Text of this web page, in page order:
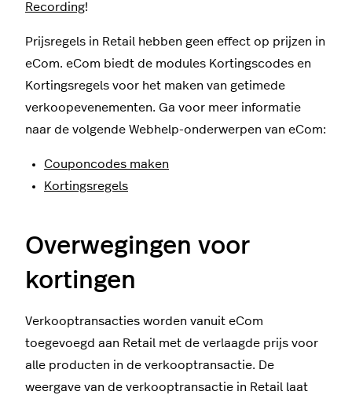
Recording!
Prijsregels in Retail hebben geen effect op prijzen in
eCom. eCom biedt de modules Kortingscodes en
Kortingsregels voor het maken van getimede
verkoopevenementen. Ga voor meer informatie
naar de volgende Webhelp-onderwerpen van eCom:
Couponcodes maken
Kortingsregels
Overwegingen voor
kortingen
Verkooptransacties worden vanuit eCom
toegevoegd aan Retail met de verlaagde prijs voor
alle producten in de verkooptransactie. De
weergave van de verkooptransactie in Retail laat